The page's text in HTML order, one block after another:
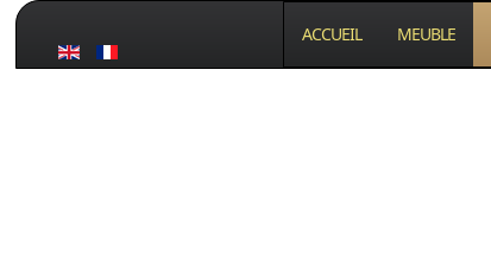
ACCUEIL MEUBLE